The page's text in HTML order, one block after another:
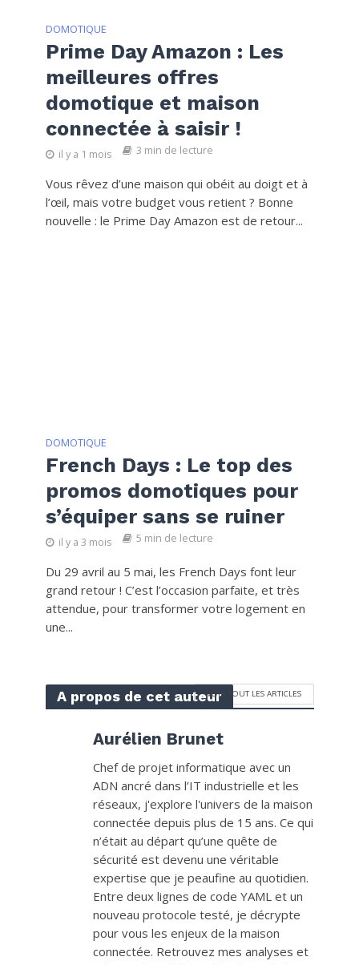
DOMOTIQUE
Prime Day Amazon : Les
meilleures offres
domotique et maison
connectée à saisir !
il y a 1 mois 3 min de lecture
Vous rêvez d’une maison qui obéit au doigt et à
l’œil, mais votre budget vous retient ? Bonne
nouvelle : le Prime Day Amazon est de retour...
DOMOTIQUE
French Days : Le top des
promos domotiques pour
s’équiper sans se ruiner
il y a 3 mois 5 min de lecture
Du 29 avril au 5 mai, les French Days font leur
grand retour ! C’est l’occasion parfaite, et très
attendue, pour transformer votre logement en
une...
A propos de cet auteurVOIR TOUT LES ARTICLES
Aurélien Brunet
Chef de projet informatique avec un
ADN ancré dans l’IT industrielle et les
réseaux, j'explore l'univers de la maison
connectée depuis plus de 15 ans. Ce qui
n’était au départ qu’une quête de
sécurité est devenu une véritable
expertise que je peaufine au quotidien.
Entre deux lignes de code YAML et un
nouveau protocole testé, je décrypte
pour vous les enjeux de la maison
connectée. Retrouvez mes analyses et